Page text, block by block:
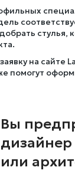
стулья,
на сайте
помогут
Вы
дизайнер
или